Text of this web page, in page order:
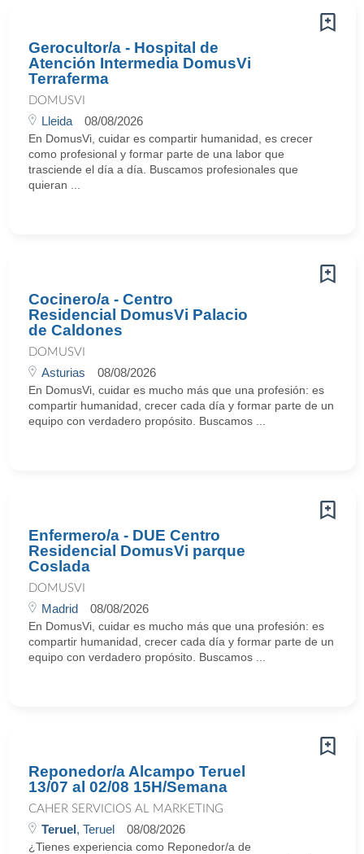
Gerocultor/a - Hospital de
Atención Intermedia DomusVi
Terraferma
DOMUSVI
Lleida 08/08/2026
En DomusVi, cuidar es compartir humanidad, es crecer
como profesional y formar parte de una labor que
trasciende el día a día. Buscamos profesionales que
quieran ...
Cocinero/a - Centro
Residencial DomusVi Palacio
de Caldones
DOMUSVI
Asturias 08/08/2026
En DomusVi, cuidar es mucho más que una profesión: es
compartir humanidad, crecer cada día y formar parte de un
equipo con verdadero propósito. Buscamos ...
Enfermero/a - DUE Centro
Residencial DomusVi parque
Coslada
DOMUSVI
Madrid 08/08/2026
En DomusVi, cuidar es mucho más que una profesión: es
compartir humanidad, crecer cada día y formar parte de un
equipo con verdadero propósito. Buscamos ...
Reponedor/a Alcampo Teruel
13/07 al 02/08 15H/Semana
CAHER SERVICIOS AL MARKETING
Teruel, Teruel 08/08/2026
¿Tienes experiencia como Reponedor/a de